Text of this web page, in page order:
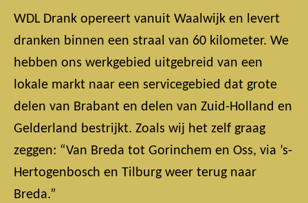
WDL Drank opereert vanuit Waalwijk en levert
dranken binnen een straal van 60 kilometer. We
hebben ons werkgebied uitgebreid van een
lokale markt naar een servicegebied dat grote
delen van Brabant en delen van Zuid-Holland en
Gelderland bestrijkt. Zoals wij het zelf graag
zeggen: “Van Breda tot Gorinchem en Oss, via ’s-
Hertogenbosch en Tilburg weer terug naar
Breda.”